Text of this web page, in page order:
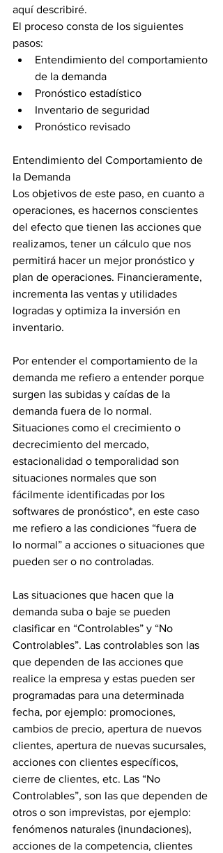
aquí describiré.
El proceso consta de los siguientes
pasos:
Entendimiento del comportamiento
de la demanda
Pronóstico estadístico
Inventario de seguridad
Pronóstico revisado
Entendimiento del Comportamiento de
la Demanda
Los objetivos de este paso, en cuanto a
operaciones, es hacernos conscientes
del efecto que tienen las acciones que
realizamos, tener un cálculo que nos
permitirá hacer un mejor pronóstico y
plan de operaciones. Financieramente,
incrementa las ventas y utilidades
logradas y optimiza la inversión en
inventario.
Por entender el comportamiento de la
demanda me refiero a entender porque
surgen las subidas y caídas de la
demanda fuera de lo normal.
Situaciones como el crecimiento o
decrecimiento del mercado,
estacionalidad o temporalidad son
situaciones normales que son
fácilmente identificadas por los
softwares de pronóstico*, en este caso
me refiero a las condiciones “fuera de
lo normal” a acciones o situaciones que
pueden ser o no controladas.
Las situaciones que hacen que la
demanda suba o baje se pueden
clasificar en “Controlables” y “No
Controlables”. Las controlables son las
que dependen de las acciones que
realice la empresa y estas pueden ser
programadas para una determinada
fecha, por ejemplo: promociones,
cambios de precio, apertura de nuevos
clientes, apertura de nuevas sucursales,
acciones con clientes específicos,
cierre de clientes, etc. Las “No
Controlables”, son las que dependen de
otros o son imprevistas, por ejemplo:
fenómenos naturales (inundaciones),
acciones de la competencia, clientes